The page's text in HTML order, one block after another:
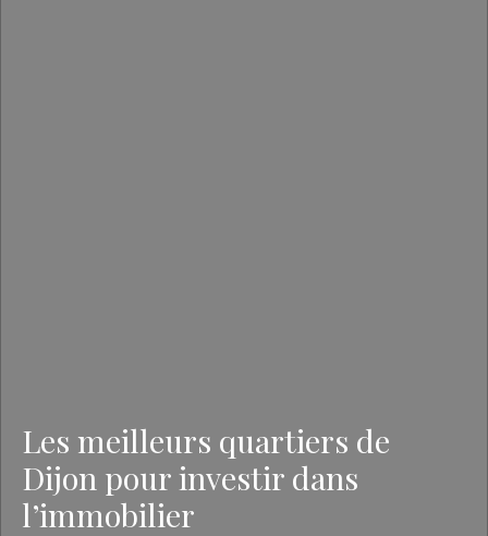
Les meilleurs quartiers de
Dijon pour investir dans
l’immobilier